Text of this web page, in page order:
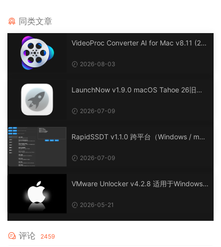
同类文章
VideoProc Converter AI for Mac v8.11 (20
2026-08-03
LaunchNow v1.9.0 macOS Tahoe 26旧版
2026-07-09
RapidSSDT v1.1.0 跨平台（Windows / mac
境下SSDT的生成与定制。
2026-07-09
VMware Unlocker v4.2.8 适用于Windows/
2026-05-21
评论 2459